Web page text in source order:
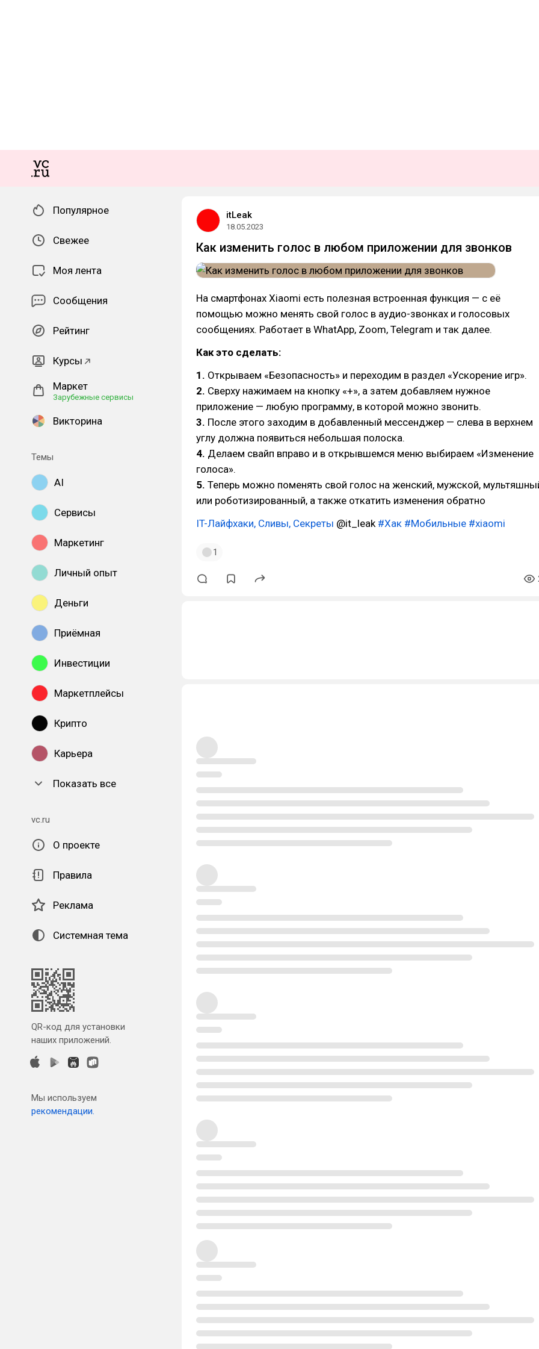
Популярное
Свежее
Моя лента
Сообщения
Рейтинг
Курсы
Маркет
Зарубежные сервисы
Викторина
Темы
AI
Сервисы
Маркетинг
Личный опыт
Деньги
Приёмная
Инвестиции
Маркетплейсы
Крипто
Карьера
Показать все
vc.ru
О проекте
Правила
Реклама
Системная тема
QR-код для установки
наших приложений.
Мы используем
рекомендации.
itLeak
18.05.2023
Как изменить голос в любом приложении для звонков
На смартфонах Xiaomi есть полезная встроенная функция — с её
помощью можно менять свой голос в аудио-звонках и голосовых
сообщениях. Работает в WhatApp, Zoom, Telegram и так далее.
Как это сделать:
1. Открываем «Безопасность» и переходим в раздел «Ускорение игр».
2. Сверху нажимаем на кнопку «+», а затем добавляем нужное
приложение — любую программу, в которой можно звонить.
3. После этого заходим в добавленный мессенджер — слева в верхнем
углу должна появиться небольшая полоска.
4. Делаем свайп вправо и в открывшемся меню выбираем «Изменение
голоса».
5. Теперь можно поменять свой голос на женский, мужской,
или роботизированный, а также откатить изменения обратно
IT-Лайфхаки, Сливы, Секреты @it_leak #Хак #Мобильные #xiaomi
1